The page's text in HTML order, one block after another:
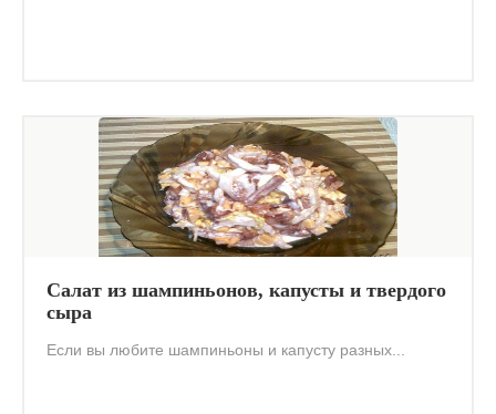
Салат из шампиньонов, капусты и твердого
сыра
Если вы любите шампиньоны и капусту разных...